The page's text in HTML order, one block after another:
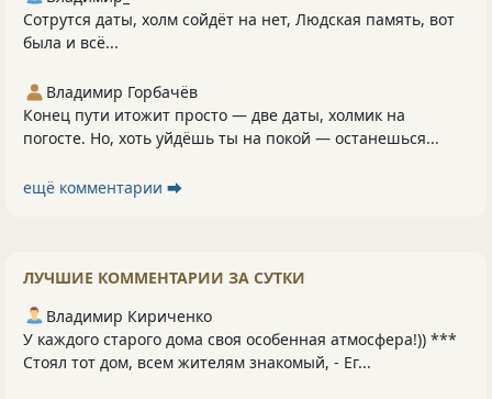
Сотрутся даты, холм сойдёт на нет, Людская память, вот
была и всё...
Владимир Горбачёв
Конец пути итожит просто — две даты, холмик на
погосте. Но, хоть уйдёшь ты на покой — останешься...
ещё комментарии ⮕
ЛУЧШИЕ КОММЕНТАРИИ ЗА СУТКИ
Владимир Кириченко
У каждого старого дома своя особенная атмосфера!)) ***
Стоял тот дом, всем жителям знакомый, - Ег...